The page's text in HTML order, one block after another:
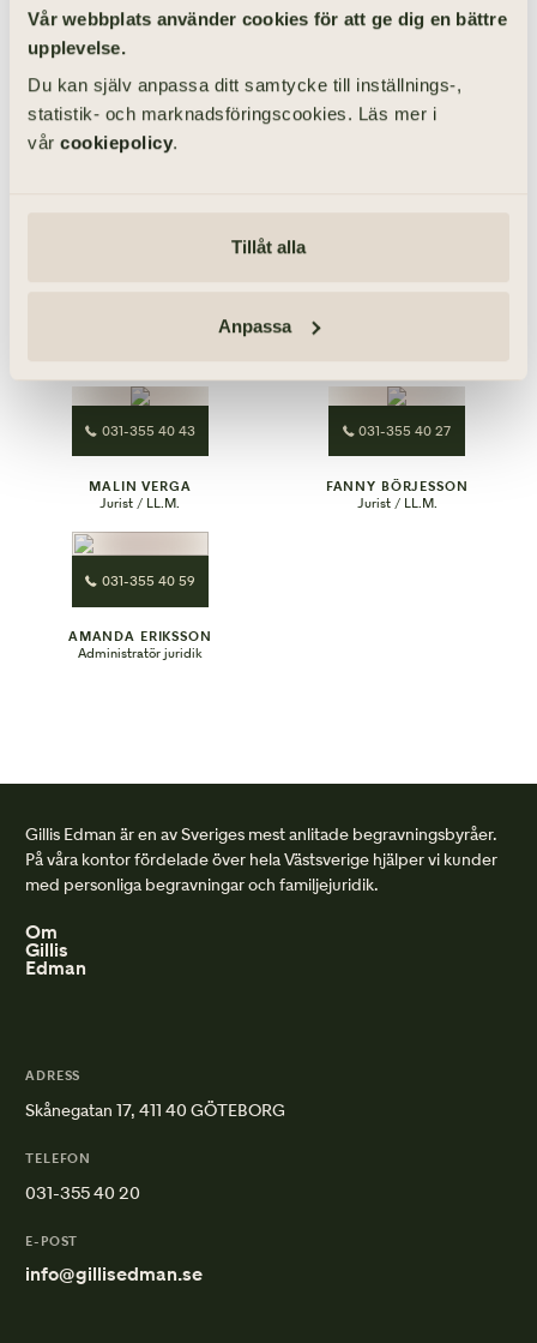
Vår webbplats använder cookies för att ge dig en bättre
upplevelse.
Du kan själv anpassa ditt samtycke till inställnings-,
statistik- och marknadsföringscookies. Läs mer i
vår cookiepolicy.
Tillåt alla
Anpassa
031-355 40 56
031-355 40 43
MALIN VERGA
Jurist / LL.M.
031-355 40 27
FANNY BÖRJESSON
Jurist / LL.M.
031-355 40 59
AMANDA ERIKSSON
Administratör juridik
Gillis Edman är en av Sveriges mest anlitade begravningsbyråer.
På våra kontor fördelade över hela Västsverige hjälper vi kunder
med personliga begravningar och familjejuridik.
Om
Gillis
Edman
ADRESS
Skånegatan 17, 411 40 GÖTEBORG
TELEFON
031-355 40 20
E-POST
info@gillisedman.se